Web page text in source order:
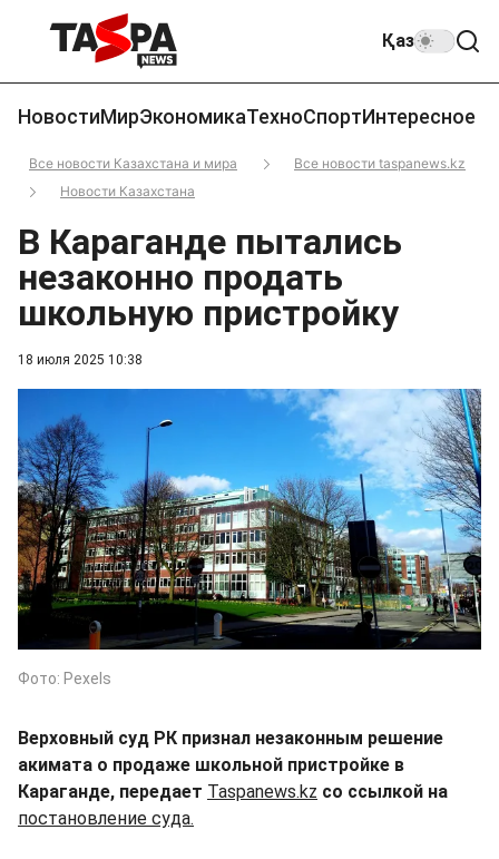
Қаз
НовостиМирЭкономикаТехноСпортИнтересное
Все новости Казахстана и мира
Все новости taspanews.kz
Новости Казахстана
18 июля 2025 10:38
В Караганде пытались
незаконно продать
школьную пристройку
Фото: Pexels
Верховный суд РК признал незаконным решение
акимата о продаже школьной пристройке в
Караганде, передает Taspanews.kz со ссылкой на
постановление суда.